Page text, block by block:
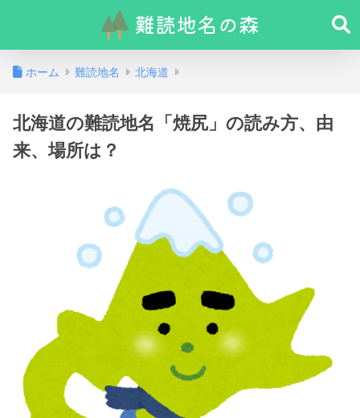
ホーム 難読地名 北海道
北海道の難読地名「焼尻」の読み方、由
来、場所は？